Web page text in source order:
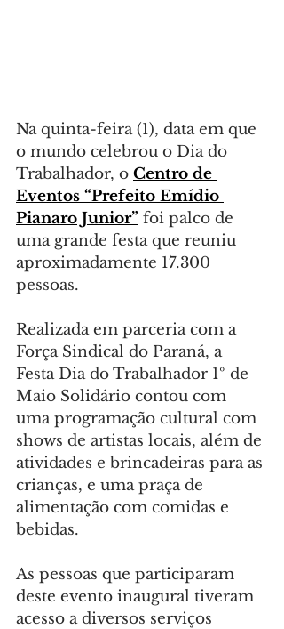
Na quinta-feira (1), data em que
o mundo celebrou o Dia do
Trabalhador, o Centro de
Eventos “Prefeito Emídio
Pianaro Junior” foi palco de
uma grande festa que reuniu
aproximadamente 17.300
pessoas.
Realizada em parceria com a
Força Sindical do Paraná, a
Festa Dia do Trabalhador 1º de
Maio Solidário contou com
uma programação cultural com
shows de artistas locais, além de
atividades e brincadeiras para as
crianças, e uma praça de
alimentação com comidas e
bebidas.
As pessoas que participaram
deste evento inaugural tiveram
acesso a diversos serviços